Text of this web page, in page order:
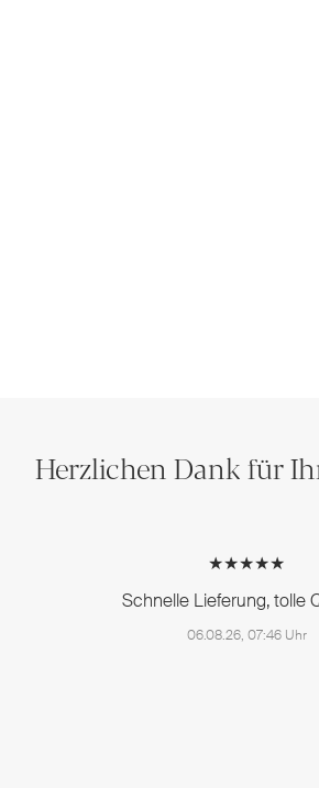
Herzlichen Dank für
★★★★★
Schnelle Lieferung, tolle
06.08.26, 07:46 Uhr